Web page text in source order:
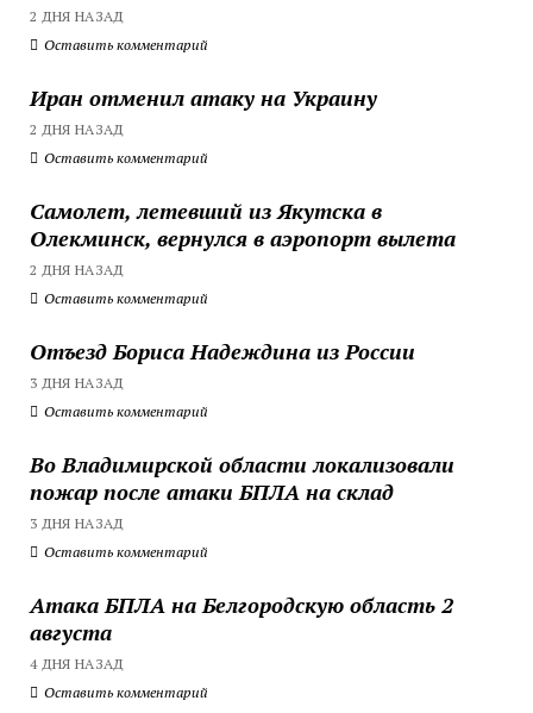
2 ДНЯ НАЗАД
Оставить комментарий
Иран отменил атаку на Украину
2 ДНЯ НАЗАД
Оставить комментарий
Самолет, летевший из Якутска в
Олекминск, вернулся в аэропорт вылета
2 ДНЯ НАЗАД
Оставить комментарий
Отъезд Бориса Надеждина из России
3 ДНЯ НАЗАД
Оставить комментарий
Во Владимирской области локализовали
пожар после атаки БПЛА на склад
3 ДНЯ НАЗАД
Оставить комментарий
Атака БПЛА на Белгородскую область 2
августа
4 ДНЯ НАЗАД
Оставить комментарий